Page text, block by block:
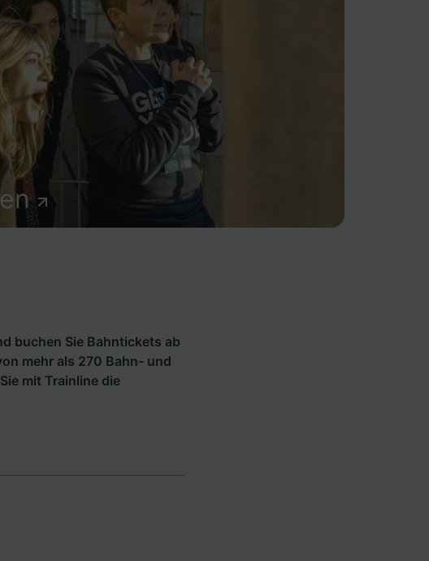
buchen Sie Bahntickets ab
mehr als 270 Bahn- und
mit Trainline die